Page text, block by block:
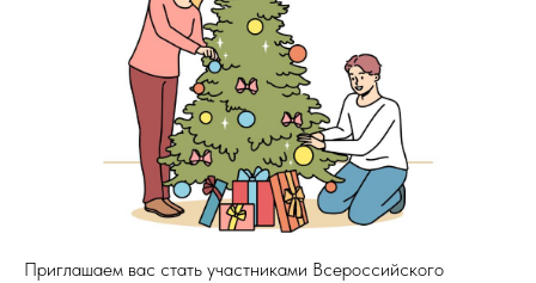
Приглашаем вас стать участниками Всероссийского